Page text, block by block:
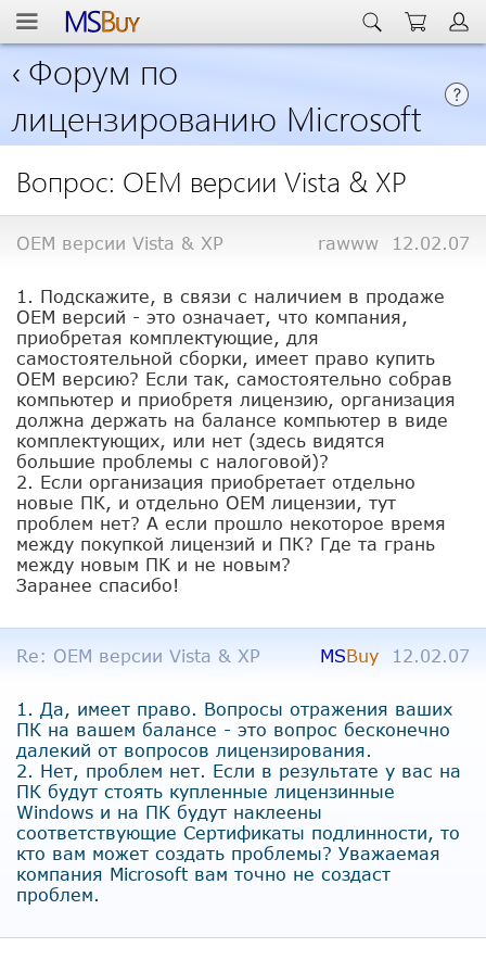
‹ Форум по
лицензированию Microsoft
Вопрос: OEM версии Vista & XP
OEM версии Vista & XP rawww 12.02.07
1. Подскажите, в связи с наличием в продаже
ОЕМ версий - это означает, что компания,
приобретая комплектующие, для
самостоятельной сборки, имеет право купить
ОЕМ версию? Если так, самостоятельно собрав
компьютер и приобретя лицензию, организация
должна держать на балансе компьютер в виде
комплектующих, или нет (здесь видятся
большие проблемы с налоговой)?
2. Если организация приобретает отдельно
новые ПК, и отдельно ОЕМ лицензии, тут
проблем нет? А если прошло некоторое время
между покупкой лицензий и ПК? Где та грань
между новым ПК и не новым?
Заранее спасибо!
Re: OEM версии Vista & XP MSBuy 12.02.07
1. Да, имеет право. Вопросы отражения ваших
ПК на вашем балансе - это вопрос бесконечно
далекий от вопросов лицензирования.
2. Нет, проблем нет. Если в результате у вас на
ПК будут стоять купленные лицензинные
Windows и на ПК будут наклеены
соответствующие Сертификаты подлинности, то
кто вам может создать проблемы? Уважаемая
компания Microsoft вам точно не создаст
проблем.